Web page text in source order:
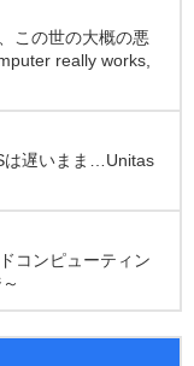
この世の大概の悪
really works,
は遅いまま…Unitas
コンピューティン